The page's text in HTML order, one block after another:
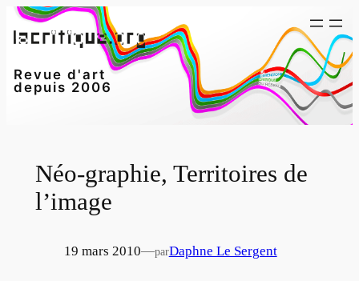
Aller
au
Revue d'art
depuis 2006
Néo-graphie, Territoires de
l’image
19 mars 2010—parDaphne Le Sergent